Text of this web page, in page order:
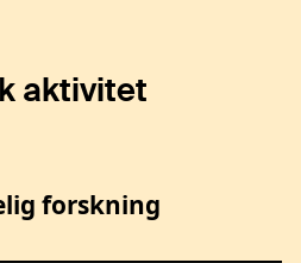
aktivitet
forskning